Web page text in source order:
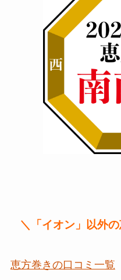
＼「イオン」以外
恵方巻きの口コミ一覧